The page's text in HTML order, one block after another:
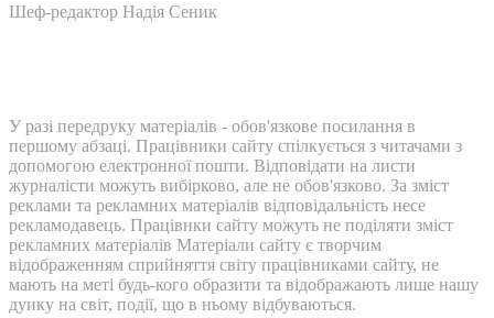
Шеф-редактор Надія Сеник
У разі передруку матеріалів - обов'язкове посилання в
першому абзаці. Працівники сайту спілкується з читачами з
допомогою електронної пошти. Відповідати на листи
журналісти можуть вибірково, але не обов'язково. За зміст
реклами та рекламних матеріалів відповідальність несе
рекламодавець. Працівнки сайту можуть не поділяти зміст
рекламних матеріалів Матеріали сайту є творчим
відображенням сприйняття світу працівниками сайту, не
мають на меті будь-кого образити та відображають лише нашу
дуику на світ, події, що в ньому відбуваються.